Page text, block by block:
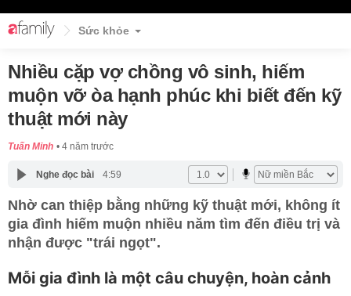
Sức khỏe
Nhiều cặp vợ chồng vô sinh, hiếm
muộn vỡ òa hạnh phúc khi biết đến kỹ
thuật mới này
Tuấn Minh 4 năm trước
Nghe đọc bài 4:59
Nhờ can thiệp bằng những kỹ thuật mới, không ít
gia đình hiếm muộn nhiều năm tìm đến điều trị và
nhận được "trái ngọt".
Mỗi gia đình là một câu chuyện, hoàn cảnh